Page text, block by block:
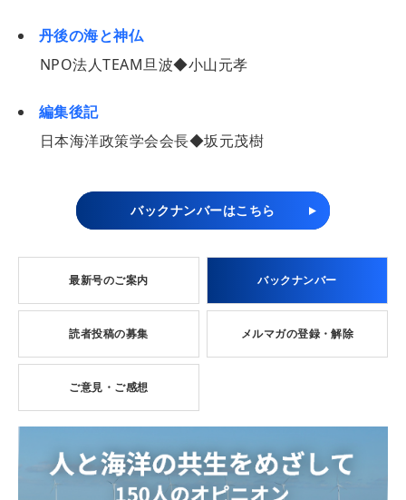
丹後の海と神仏
NPO法人TEAM旦波◆小山元孝
編集後記
日本海洋政策学会会長◆坂元茂樹
バックナンバーはこちら
最新号のご案内 バックナンバー
読者投稿の募集 メルマガの登録・解除
ご意見・ご感想